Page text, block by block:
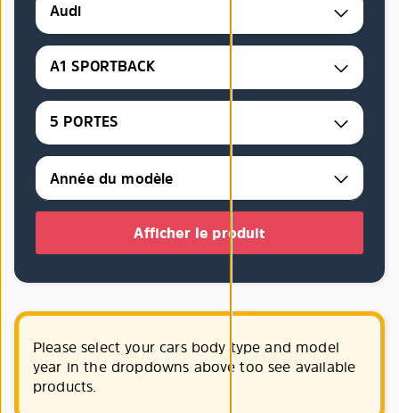
Audi
A1 SPORTBACK
5 PORTES
Afficher le produit
Please select your cars body type and model
year in the dropdowns above too see available
products.